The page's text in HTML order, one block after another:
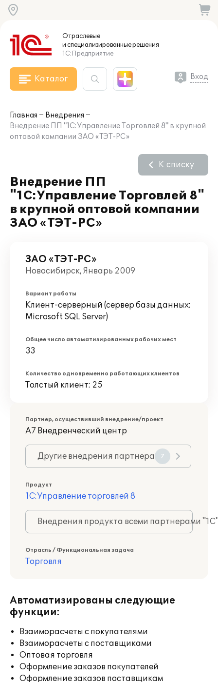
Отраслевые
и специализированныерешения
1С:Предприятие
Каталог Вход
Главная
Внедрения
Внедрение ПП "1C:Управление Торговлей 8" в крупной
оптовой компании ЗАО «ТЭТ-РС»
Внедрение ПП
"1C:Управление Торговлей 8"
в крупной оптовой компании
ЗАО «ТЭТ-РС»
К списку
ЗАО «ТЭТ-РС»
Новосибирск, Январь 2009
Вариант работы
Клиент-серверный (сервер базы данных:
Microsoft SQL Server)
Общее число автоматизированных рабочих мест
33
Количество одновременно работающих клиентов
Толстый клиент: 25
Партнер, осуществивший внедрение/проект
А7 Внедренческий центр
Другие внедрения партнера 7
Продукт
1С:Управление торговлей 8
Внедрения продукта всеми партнерами
Отрасль / Функциональная задача
Торговля
Автоматизированы следующие
функции:
Взаиморасчеты с покупателями
Взаиморасчеты с поставщиками
Оптовая торговля
Оформление заказов покупателей
Оформление заказов поставщикам